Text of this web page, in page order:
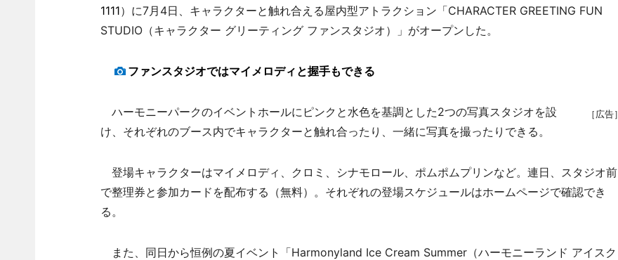
1111）に7月4日、キャラクターと触れ合える屋内型アトラクション「CHARACTER GREETING FUN
STUDIO（キャラクター グリーティング ファンスタジオ）」がオープンした。
ファンスタジオではマイメロディと握手もできる
［広告］
ハーモニーパークのイベントホールにピンクと水色を基調とした2つの写真スタジオを設
け、それぞれのブース内でキャラクターと触れ合ったり、一緒に写真を撮ったりできる。
登場キャラクターはマイメロディ、クロミ、シナモロール、ポムポムプリンなど。連日、スタジオ前
で整理券と参加カードを配布する（無料）。それぞれの登場スケジュールはホームページで確認でき
る。
また、同日から恒例の夏イベント「Harmonyland Ice Cream Summer（ハーモニーランド アイスク